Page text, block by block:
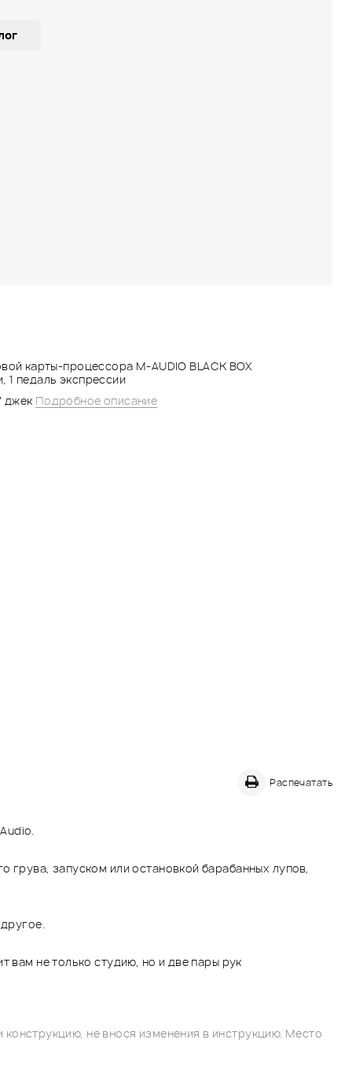
карты-процессора M-AUDIO BLACK BOX
1 педаль экспрессии
джек Подробное описание
Распечатать
запуском или остановкой барабанных лупов,
вам не только студию, но и две пары рук
не внося изменения в инструкцию. Место